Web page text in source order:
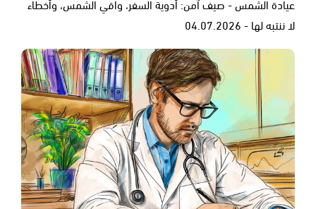
لا ننتبه لها - 04.07.2026